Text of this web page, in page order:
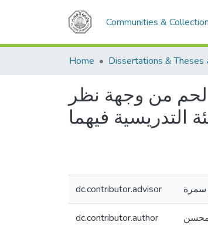
Communities &
Home
لحم من وجهة نظر
التدريسية فيهما
dc.contributor.advisor سمرة
dc.contributor.author محسن